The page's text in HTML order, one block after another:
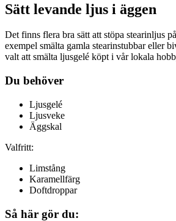
Sätt levande ljus i äggen
Det finns flera bra sätt att stöpa stearinljus
exempel smälta gamla stearinstubbar eller
valt att smälta ljusgelé köpt i vår lokala
Du behöver
Ljusgelé
Ljusveke
Äggskal
Valfritt:
Limstång
Karamellfärg
Doftdroppar
Så här gör du: